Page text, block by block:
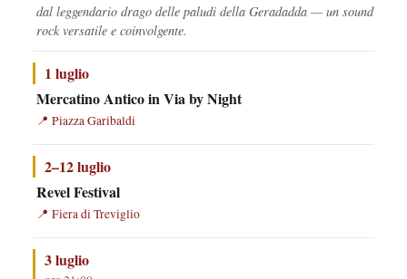
dal leggendario drago delle paludi della Geradadda — un sound
rock versatile e coinvolgente.
1 luglio
Mercatino Antico in Via by Night
Piazza Garibaldi
2–12 luglio
Revel Festival
Fiera di Treviglio
3 luglio